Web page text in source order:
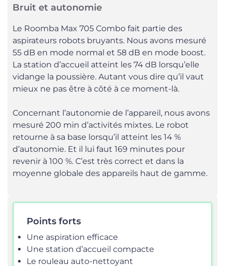
Bruit et autonomie
Le Roomba Max 705 Combo fait partie des
aspirateurs robots bruyants. Nous avons mesuré
55 dB en mode normal et 58 dB en mode boost.
La station d’accueil atteint les 74 dB lorsqu’elle
vidange la poussière. Autant vous dire qu’il vaut
mieux ne pas être à côté à ce moment-là.
Concernant l’autonomie de l’appareil, nous avons
mesuré 200 min d’activités mixtes. Le robot
retourne à sa base lorsqu’il atteint les 14 %
d’autonomie. Et il lui faut 169 minutes pour
revenir à 100 %. C’est très correct et dans la
moyenne globale des appareils haut de gamme.
Points forts
Une aspiration efficace
Une station d’accueil compacte
Le rouleau auto-nettoyant